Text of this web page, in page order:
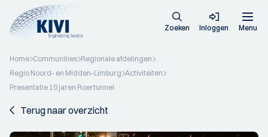
Zoeken Inloggen Menu
Home Communities Regionale afdelingen
Regio Noord- en Midden-Limburg Activiteiten
Presentatie 10 jaren Roertunnel
Terug naar overzicht